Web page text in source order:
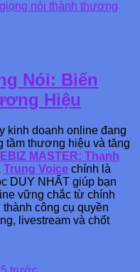
Nói: Biến
Hiệu
kinh doanh online đang
tầm thương hiệu và tăng
MASTER: Thanh
Trung Voice chính là
DUY NHẤT giúp bạn
vững chắc từ chính
công cụ quyền
livestream và chốt